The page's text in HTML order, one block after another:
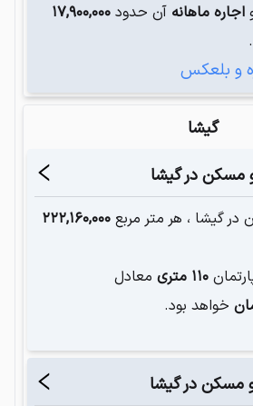
اجاره ماهانه آن حدود ۱۷,۹۰۰,۰۰۰
و بلعکس
گیشا
مسکن درگیشا
درگیشا ، هر متر مربع ۲۲۲,۱۶۰,۰۰۰
۱۱۰ متری معادل
خواهد بود.
و مسکن درگیشا